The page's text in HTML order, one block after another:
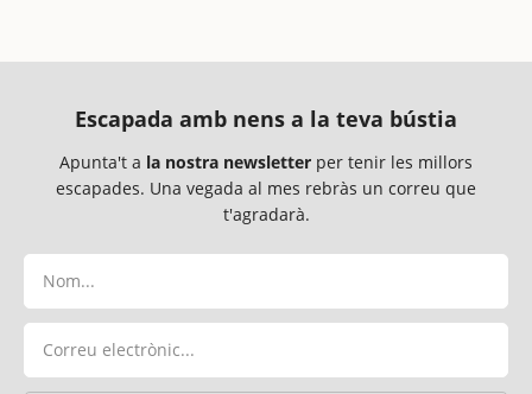
Escapada amb nens a la teva bústia
Apunta't a la nostra newsletter per tenir les millors
escapades. Una vegada al mes rebràs un correu que
t'agradarà.